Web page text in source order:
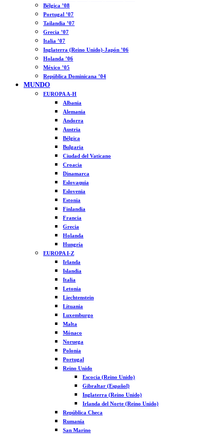
Bélgica ’08
Portugal ’07
Tailandia ’07
Grecia ’07
Italia ’07
Inglaterra (Reino Unido)-Japón ’06
Holanda ’06
México ’05
República Dominicana ’04
MUNDO
EUROPA A-H
Albania
Alemania
Andorra
Austria
Bélgica
Bulgaria
Ciudad del Vaticano
Croacia
Dinamarca
Eslovaquia
Eslovenia
Estonia
Finlandia
Francia
Grecia
Holanda
Hungría
EUROPA I-Z
Irlanda
Islandia
Italia
Letonia
Liechtenstein
Lituania
Luxemburgo
Malta
Mónaco
Noruega
Polonia
Portugal
Reino Unido
Escocia (Reino Unido)
Gibraltar (Español)
Inglaterra (Reino Unido)
Irlanda del Norte (Reino Unido)
República Checa
Rumanía
San Marino